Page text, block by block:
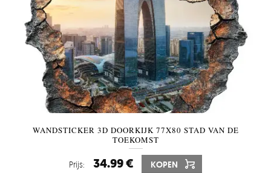
WANDSTICKER 3D DOORKIJK 77X80 STAD VAN DE
TOEKOMST
Prijs: 34.99 € KOPEN